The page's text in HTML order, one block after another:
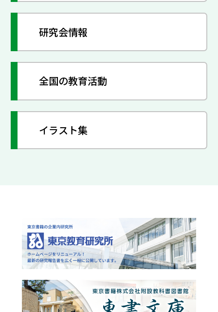
研究会情報
全国の教育活動
イラスト集